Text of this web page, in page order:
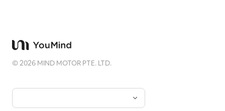
©2026 MIND MOTOR PTE. LTD.